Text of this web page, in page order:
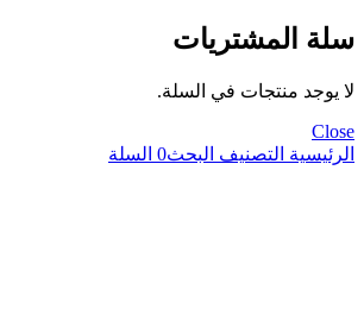
سلة المشتريات
لا يوجد منتجات في السلة.
Close
الرئيسية التصنيف البحث0 السلة